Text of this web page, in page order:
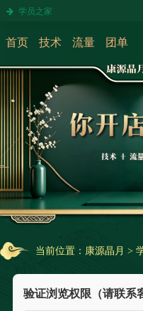
学员之家
首页 技术 流量 团单
当前位置： 康源晶月 >
验证浏览权限（请联系